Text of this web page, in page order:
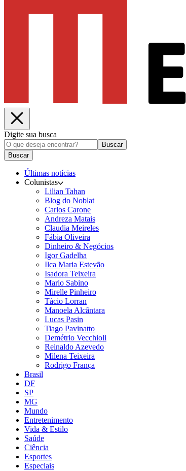
Digite sua busca
Buscar
Buscar
Últimas notícias
Colunistas
Lilian Tahan
Blog do Noblat
Carlos Carone
Andreza Matais
Claudia Meireles
Fábia Oliveira
Dinheiro & Negócios
Igor Gadelha
Ilca Maria Estevão
Isadora Teixeira
Mario Sabino
Mirelle Pinheiro
Tácio Lorran
Manoela Alcântara
Lucas Pasin
Tiago Pavinatto
Demétrio Vecchioli
Reinaldo Azevedo
Milena Teixeira
Rodrigo França
Brasil
DF
SP
MG
Mundo
Entretenimento
Vida & Estilo
Saúde
Ciência
Esportes
Especiais